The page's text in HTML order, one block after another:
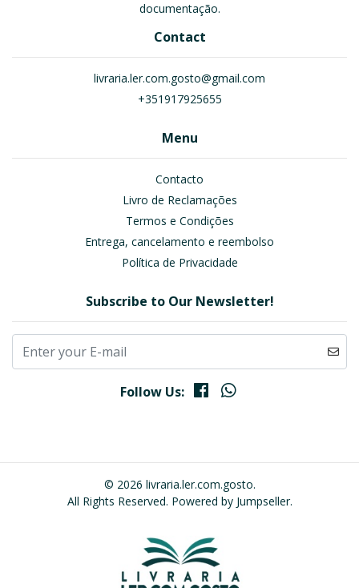
documentação.
Contact
livraria.ler.com.gosto@gmail.com
+351917925655
Menu
Contacto
Livro de Reclamações
Termos e Condições
Entrega, cancelamento e reembolso
Política de Privacidade
Subscribe to Our Newsletter!
Follow Us:
© 2026 livraria.ler.com.gosto.
All Rights Reserved. Powered by Jumpseller.